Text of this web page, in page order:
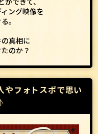
ング映像を
。
真相に
のか？
フォトスポで思い